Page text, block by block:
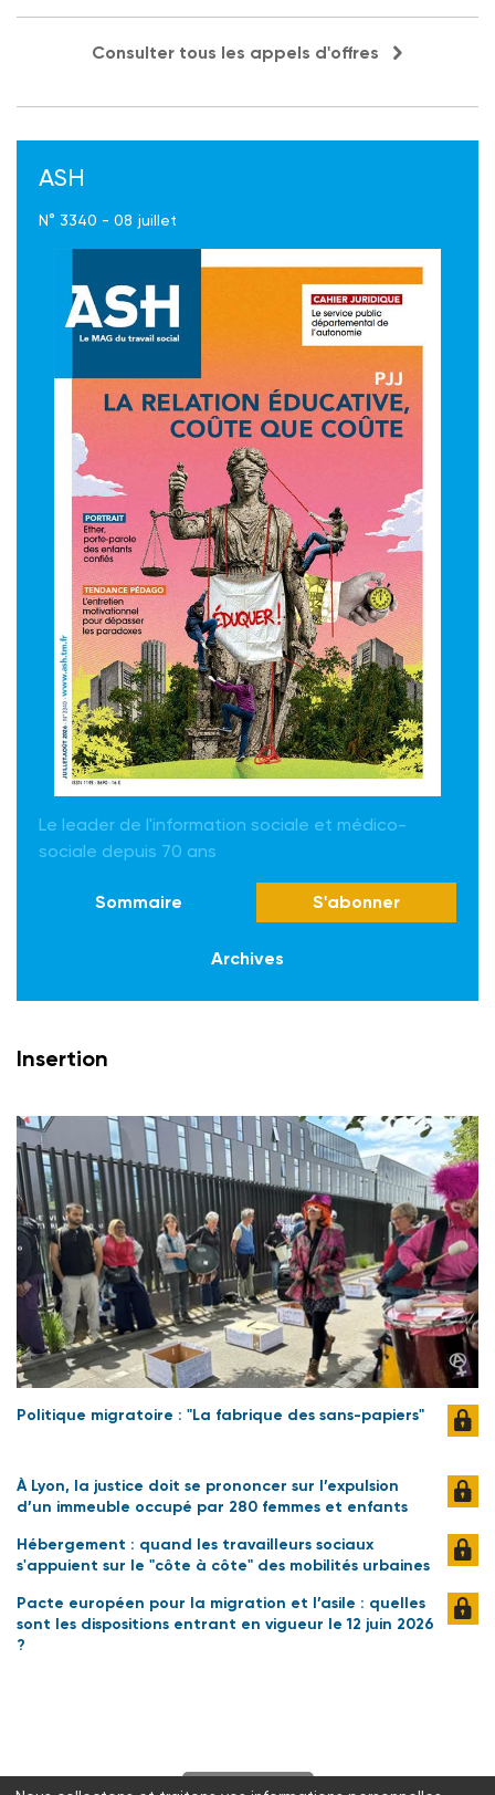
Consulter tous les appels d'offres
ASH
N° 3340 - 08 juillet
Le leader de l'information sociale et médico-
sociale depuis 70 ans
Sommaire S'abonner
Archives
Insertion
Politique migratoire : "La fabrique des sans-papiers"
À Lyon, la justice doit se prononcer sur l’expulsion
d’un immeuble occupé par 280 femmes et enfants
Hébergement : quand les travailleurs sociaux
s'appuient sur le "côte à côte" des mobilités urbaines
Pacte européen pour la migration et l’asile : quelles
sont les dispositions entrant en vigueur le 12 juin 2026
?
S'abonner